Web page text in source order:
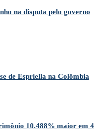
na disputa pelo governo
de Espriella na Colômbia
10.488% maior em 4